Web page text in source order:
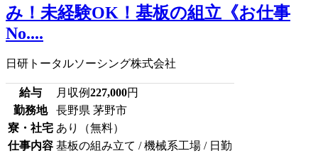
み！未経験OK！基板の組立《お仕事
No....
日研トータルソーシング株式会社
給与 月収例227,000円
勤務地
長野県 茅野市
寮・社宅 あり（無料）
仕事内容 基板の組み立て / 機械系工場 / 日勤